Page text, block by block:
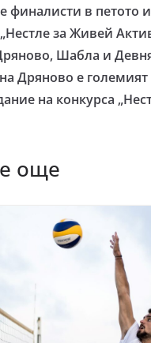
финалисти в петото
за Живей
Шабла и
Дряново е големият
на конкурса
още